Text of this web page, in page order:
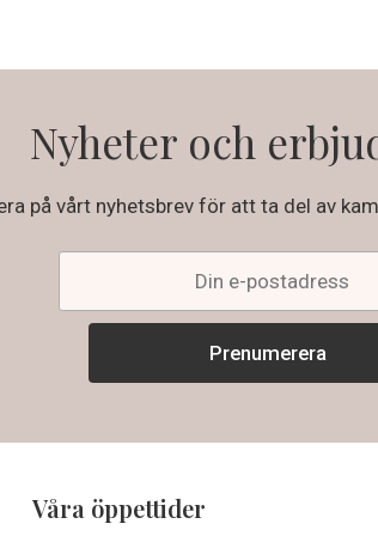
Nyheter och
på vårt nyhetsbrev för att ta del av
Våra öppettider